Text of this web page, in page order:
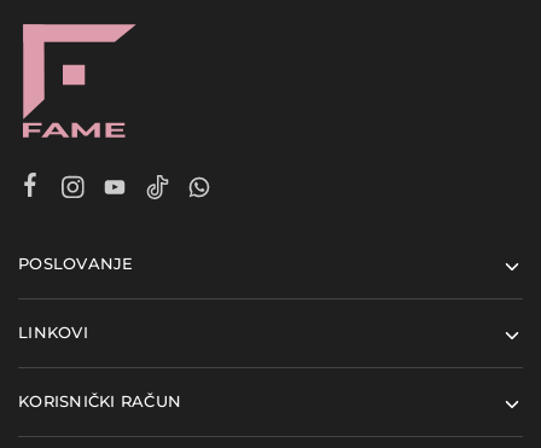
POSLOVANJE
LINKOVI
KORISNIČKI RAČUN